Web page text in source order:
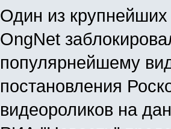
Один из
OngNet
популярнейшему
постановления
видеороликов на